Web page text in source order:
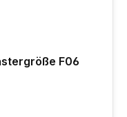
F06